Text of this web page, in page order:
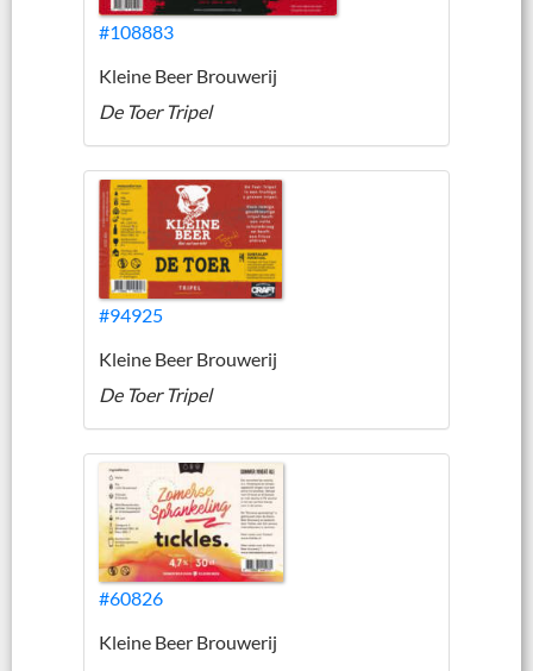
#108883
Kleine Beer Brouwerij
De Toer Tripel
#94925
Kleine Beer Brouwerij
De Toer Tripel
#60826
Kleine Beer Brouwerij